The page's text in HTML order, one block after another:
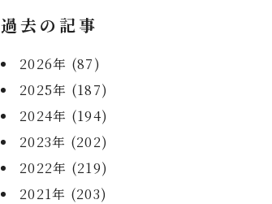
過去の記事
2026年 (87)
2025年 (187)
2024年 (194)
2023年 (202)
2022年 (219)
2021年 (203)